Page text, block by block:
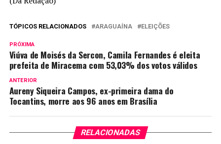
TÓPICOS RELACIONADOS ARAGUAÍNA ELEIÇÕES
PRÓXIMA
Viúva de Moisés da Sercon, Camila Fernandes é eleita
prefeita de Miracema com 53,03% dos votos válidos
ANTERIOR
Aureny Siqueira Campos, ex-primeira dama do
Tocantins, morre aos 96 anos em Brasília
RELACIONADAS